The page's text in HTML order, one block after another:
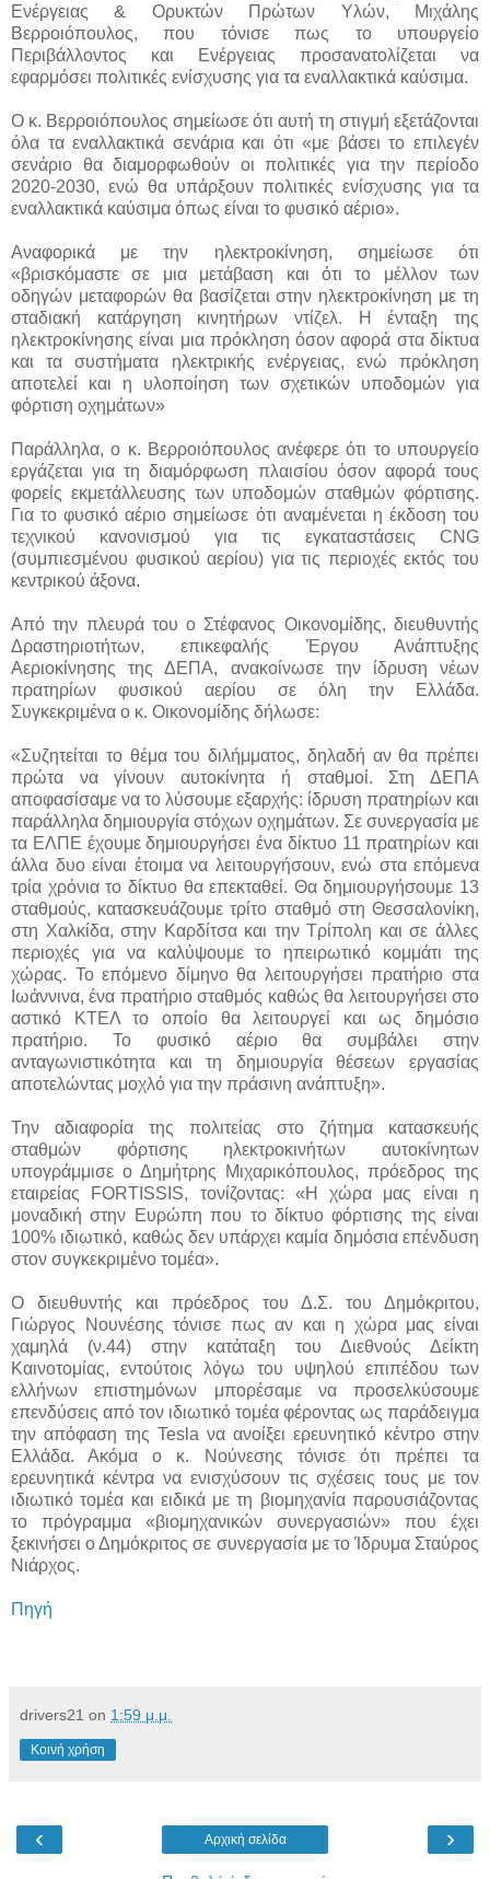
Ενέργειας & Ορυκτών Πρώτων Υλών, Μιχάλης
Βερροιόπουλος, που τόνισε πως το υπουργείο
Περιβάλλοντος και Ενέργειας προσανατολίζεται να
εφαρμόσει πολιτικές ενίσχυσης για τα εναλλακτικά καύσιμα.
Ο κ. Βερροιόπουλος σημείωσε ότι αυτή τη στιγμή εξετάζονται
όλα τα εναλλακτικά σενάρια και ότι «με βάσει το επιλεγέν
σενάριο θα διαμορφωθούν οι πολιτικές για την περίοδο
2020-2030, ενώ θα υπάρξουν πολιτικές ενίσχυσης για τα
εναλλακτικά καύσιμα όπως είναι το φυσικό αέριο».
Αναφορικά με την ηλεκτροκίνηση, σημείωσε ότι
«βρισκόμαστε σε μια μετάβαση και ότι το μέλλον των
οδηγών μεταφορών θα βασίζεται στην ηλεκτροκίνηση με τη
σταδιακή κατάργηση κινητήρων ντίζελ. Η ένταξη της
ηλεκτροκίνησης είναι μια πρόκληση όσον αφορά στα δίκτυα
και τα συστήματα ηλεκτρικής ενέργειας, ενώ πρόκληση
αποτελεί και η υλοποίηση των σχετικών υποδομών για
φόρτιση οχημάτων»
Παράλληλα, ο κ. Βερροιόπουλος ανέφερε ότι το υπουργείο
εργάζεται για τη διαμόρφωση πλαισίου όσον αφορά τους
φορείς εκμετάλλευσης των υποδομών σταθμών φόρτισης.
Για το φυσικό αέριο σημείωσε ότι αναμένεται η έκδοση του
τεχνικού κανονισμού για τις εγκαταστάσεις CNG
(συμπιεσμένου φυσικού αερίου) για τις περιοχές εκτός του
κεντρικού άξονα.
Από την πλευρά του ο Στέφανος Οικονομίδης, διευθυντής
Δραστηριοτήτων, επικεφαλής Έργου Ανάπτυξης
Αεριοκίνησης της ΔΕΠΑ, ανακοίνωσε την ίδρυση νέων
πρατηρίων φυσικού αερίου σε όλη την Ελλάδα.
Συγκεκριμένα ο κ. Οικονομίδης δήλωσε:
«Συζητείται το θέμα του διλήμματος, δηλαδή αν θα πρέπει
πρώτα να γίνουν αυτοκίνητα ή σταθμοί. Στη ΔΕΠΑ
αποφασίσαμε να το λύσουμε εξαρχής: ίδρυση πρατηρίων και
παράλληλα δημιουργία στόχων οχημάτων. Σε συνεργασία με
τα ΕΛΠΕ έχουμε δημιουργήσει ένα δίκτυο 11 πρατηρίων και
άλλα δυο είναι έτοιμα να λειτουργήσουν, ενώ στα επόμενα
τρία χρόνια το δίκτυο θα επεκταθεί. Θα δημιουργήσουμε 13
σταθμούς, κατασκευάζουμε τρίτο σταθμό στη Θεσσαλονίκη,
στη Χαλκίδα, στην Καρδίτσα και την Τρίπολη και σε άλλες
περιοχές για να καλύψουμε το ηπειρωτικό κομμάτι της
χώρας. Το επόμενο δίμηνο θα λειτουργήσει πρατήριο στα
Ιωάννινα, ένα πρατήριο σταθμός καθώς θα λειτουργήσει στο
αστικό ΚΤΕΛ το οποίο θα λειτουργεί και ως δημόσιο
πρατήριο. Το φυσικό αέριο θα συμβάλει στην
ανταγωνιστικότητα και τη δημιουργία θέσεων εργασίας
αποτελώντας μοχλό για την πράσινη ανάπτυξη».
Την αδιαφορία της πολιτείας στο ζήτημα κατασκευής
σταθμών φόρτισης ηλεκτροκινήτων αυτοκίνητων
υπογράμμισε ο Δημήτρης Μιχαρικόπουλος, πρόεδρος της
εταιρείας FORTISSIS, τονίζοντας: «Η χώρα μας είναι η
μοναδική στην Ευρώπη που το δίκτυο φόρτισης της είναι
100% ιδιωτικό, καθώς δεν υπάρχει καμία δημόσια επένδυση
στον συγκεκριμένο τομέα».
Ο διευθυντής και πρόεδρος του Δ.Σ. του Δημόκριτου,
Γιώργος Νουνέσης τόνισε πως αν και η χώρα μας είναι
χαμηλά (ν.44) στην κατάταξη του Διεθνούς Δείκτη
Καινοτομίας, εντούτοις λόγω του υψηλού επιπέδου των
ελλήνων επιστημόνων μπορέσαμε να προσελκύσουμε
επενδύσεις από τον ιδιωτικό τομέα φέροντας ως παράδειγμα
την απόφαση της Tesla να ανοίξει ερευνητικό κέντρο στην
Ελλάδα. Ακόμα ο κ. Νούνεσης τόνισε ότι πρέπει τα
ερευνητικά κέντρα να ενισχύσουν τις σχέσεις τους με τον
ιδιωτικό τομέα και ειδικά με τη βιομηχανία παρουσιάζοντας
το πρόγραμμα «βιομηχανικών συνεργασιών» που έχει
ξεκινήσει ο Δημόκριτος σε συνεργασία με το Ίδρυμα Σταύρος
Νιάρχος.
Πηγή
drivers21 on 1:59 μ.μ.
Κοινή χρήση
‹ ›
Αρχική σελίδα